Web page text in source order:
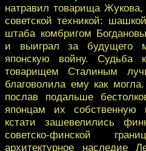
натравил товарища Жукова,
советской техникой:
штаба комбригом
и выиграл за будущего
японскую войну. Судьба
товарищем Сталиным
благоволила ему как
послав подальше
японцам их собственную
кстати зашевелились
советско-финской
архитектурное наследие